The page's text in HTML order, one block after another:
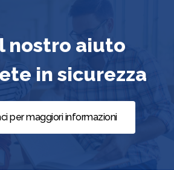
nostro aiuto
in sicurezza
per maggiori informazioni